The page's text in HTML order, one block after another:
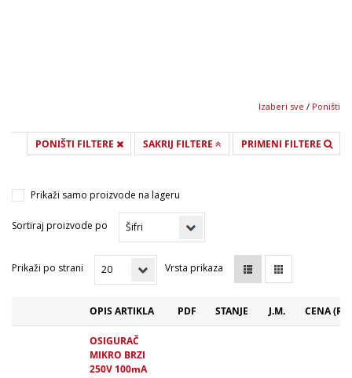
Izaberi sve / Poništi
PONIŠTI FILTERE SAKRIJ FILTERE PRIMENI FILTERE
Prikaži samo proizvode na lageru
Sortiraj proizvode po
Prikaži po strani Vrsta prikaza
OPIS ARTIKLA PDF STANJE J.M. CENA
OSIGURAČ
MIKRO BRZI
250V 100mA